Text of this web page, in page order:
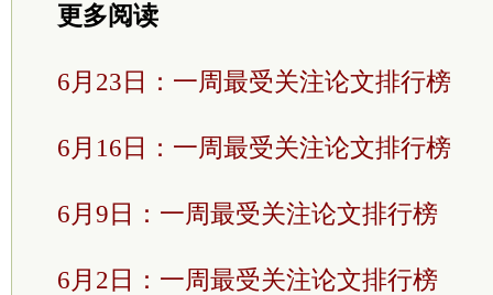
更多阅读
6月23日：一周最受关注论文排行榜
6月16日：一周最受关注论文排行榜
6月9日：一周最受关注论文排行榜
6月2日：一周最受关注论文排行榜